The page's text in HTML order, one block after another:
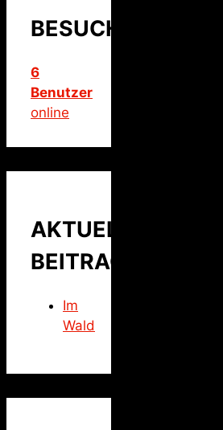
BESUCHER
6
Benutzer
online
AKTUELLER
BEITRAG
Im
Wald